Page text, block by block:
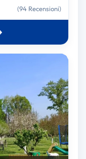
(94 Recensioni)